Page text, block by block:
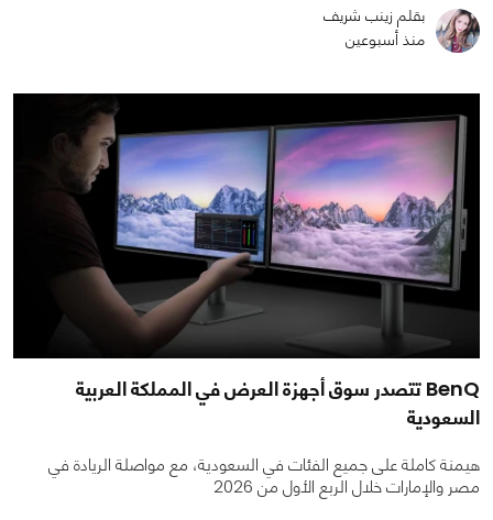
بقلم زينب شريف
منذ أسبوعين
BenQ تتصدر سوق أجهزة العرض في المملكة العربية
السعودية
هيمنة كاملة على جميع الفئات في السعودية، مع مواصلة الريادة في
مصر والإمارات خلال الربع الأول من 2026